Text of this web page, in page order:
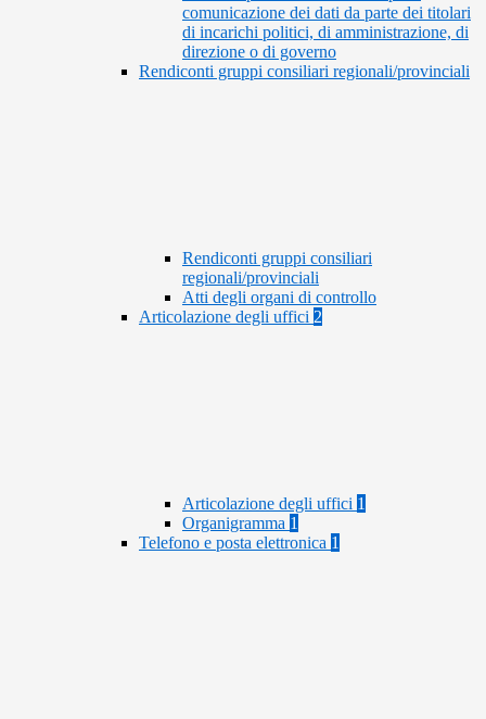
comunicazione dei dati da parte dei titolari
di incarichi politici, di amministrazione, di
direzione o di governo
Rendiconti gruppi consiliari regionali/provinciali
Rendiconti gruppi consiliari
regionali/provinciali
Atti degli organi di controllo
Articolazione degli uffici 2
Articolazione degli uffici 1
Organigramma 1
Telefono e posta elettronica 1